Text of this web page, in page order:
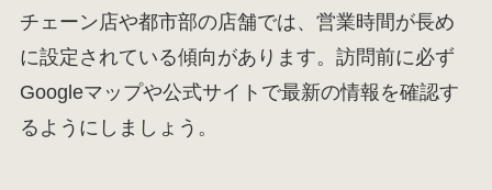
チェーン店や都市部の店舗では、営業時間が長め
に設定されている傾向があります。訪問前に必ず
Googleマップや公式サイトで最新の情報を確認す
るようにしましょう。